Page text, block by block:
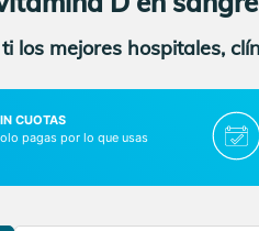
los mejores hospitales,
CUOTAS
pagas por lo que usas